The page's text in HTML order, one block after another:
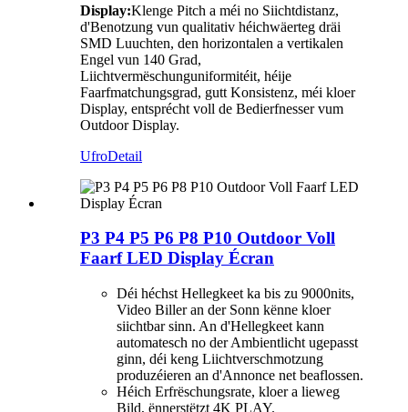
Display:Klenge Pitch a méi no Siichtdistanz,
d'Benotzung vun qualitativ héichwäerteg dräi
SMD Luuchten, den horizontalen a vertikalen
Engel vun 140 Grad,
Liichtvermëschunguniformitéit, héije
Faarfmatchungsgrad, gutt Konsistenz, méi kloer
Display, entsprécht voll de Bedierfnesser vum
Outdoor Display.
UfroDetail
P3 P4 P5 P6 P8 P10 Outdoor Voll
Faarf LED Display Écran
Déi héchst Hellegkeet ka bis zu 9000nits,
Video Biller an der Sonn kënne kloer
siichtbar sinn. An d'Hellegkeet kann
automatesch no der Ambientlicht ugepasst
ginn, déi keng Liichtverschmotzung
produzéieren an d'Annonce net beaflossen.
Héich Erfrëschungsrate, kloer a lieweg
Bild, ënnerstëtzt 4K PLAY.